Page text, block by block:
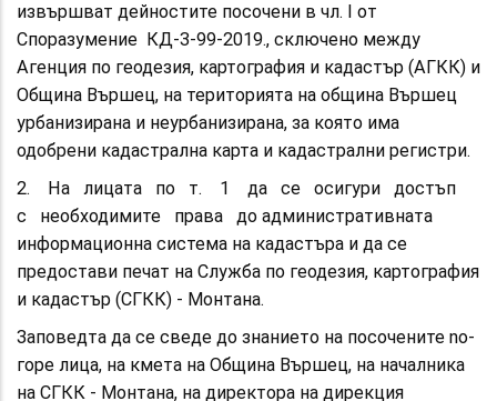
извършват дейностите посочени в чл. I от
Споразумение КД-3-99-2019., сключено между
Агенция по геодезия, картография и кадастър (АГКК) и
Община Вършец, на територията на община Вършец
урбанизирана и неурбанизирана, за която има
одобрени кадастрална карта и кадастрални регистри.
2. На лицата по т. 1 да се осигури достъп
с необходимите права до административната
информационна система на кадастъра и да се
предостави печат на Служба по геодезия, картография
и кадастър (СГКК) - Монтана.
Заповедта да се сведе до знанието на посочените no-
горе лица, на кмета на Община Вършец, на началника
на СГКК - Монтана, на директора на дирекция